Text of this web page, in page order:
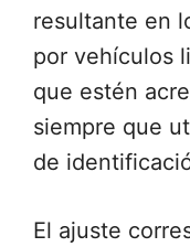
resultante en
por vehículos
que estén
siempre que
de
El ajuste